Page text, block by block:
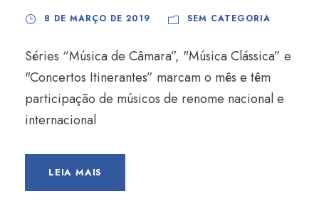
8 DE MARÇO DE 2019 SEM CATEGORIA
Séries “Música de Câmara”, "Música Clássica” e
"Concertos Itinerantes” marcam o mês e têm
participação de músicos de renome nacional e
internacional
LEIA MAIS